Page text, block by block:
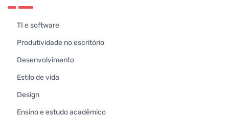
TI e software
Produtividade no escritório
Desenvolvimento
Estilo de vida
Design
Ensino e estudo acadêmico